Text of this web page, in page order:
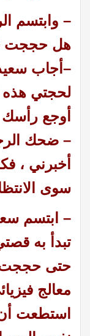
– وابتسم
هل حججت
– أجاب
لحجتي هذه
أوجع رأسك
– ضحك
أخبرني ،
سوى
– ابتسم
تبدأ به
حتى حججت
معالج
استطعت